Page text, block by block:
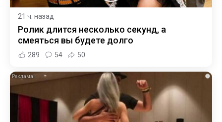
21 ч. назад
Ролик длится несколько секунд, а
смеяться вы будете долго
289 54 50
i